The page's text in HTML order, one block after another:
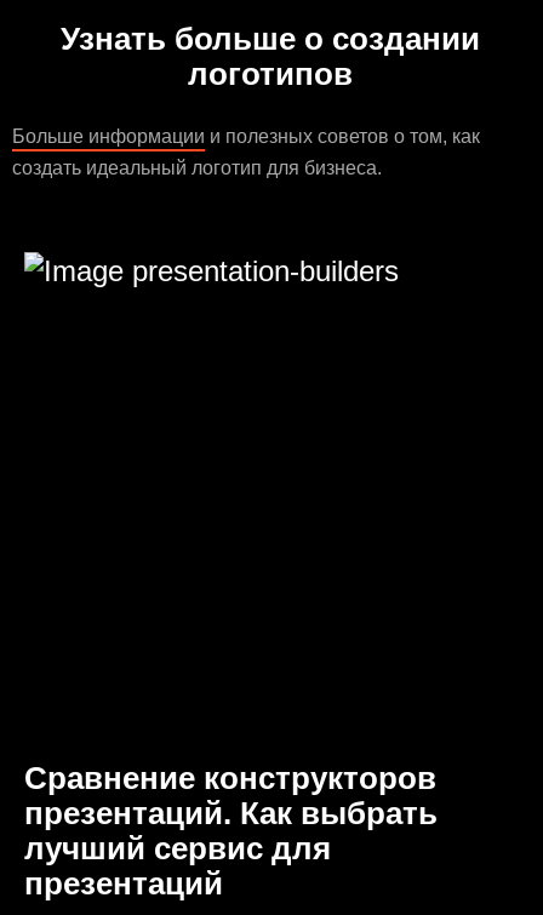
Узнать больше о создании
логотипов
Больше информации и полезных советов о том, как
создать идеальный логотип для бизнеса.
Сравнение конструкторов
презентаций. Как выбрать
лучший сервис для
презентаций